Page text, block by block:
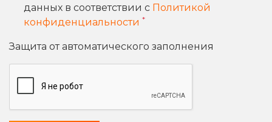
данных в соответствии с Политикой
конфиденциальности *
Защита от автоматического заполнения